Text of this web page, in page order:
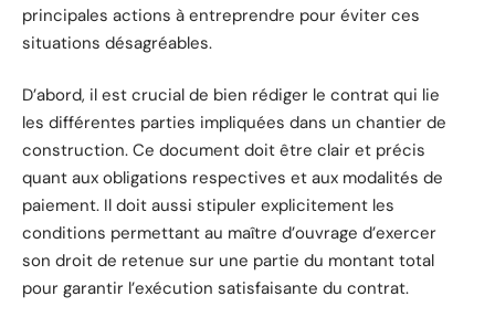
principales actions à entreprendre pour éviter ces
situations désagréables.
D’abord, il est crucial de bien rédiger le contrat qui lie
les différentes parties impliquées dans un chantier de
construction. Ce document doit être clair et précis
quant aux obligations respectives et aux modalités de
paiement. Il doit aussi stipuler explicitement les
conditions permettant au maître d’ouvrage d’exercer
son droit de retenue sur une partie du montant total
pour garantir l’exécution satisfaisante du contrat.